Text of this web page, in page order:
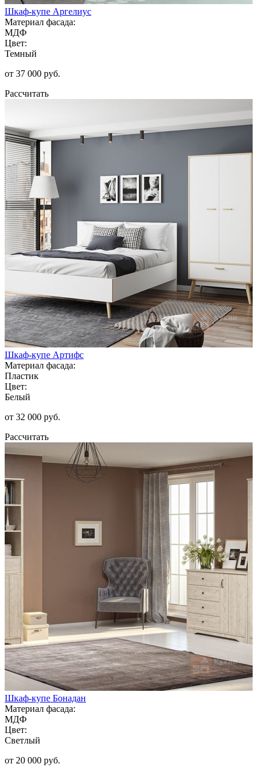
Шкаф-купе Аргелиус
Материал фасада:
МДФ
Цвет:
Темный
от 37 000 руб.
Рассчитать
Шкаф-купе Артифс
Материал фасада:
Пластик
Цвет:
Белый
от 32 000 руб.
Рассчитать
Шкаф-купе Бонадан
Материал фасада:
МДФ
Цвет:
Светлый
от 20 000 руб.